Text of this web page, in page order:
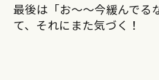
最後は「お〜〜今緩んでる
て、それにまた気づく！